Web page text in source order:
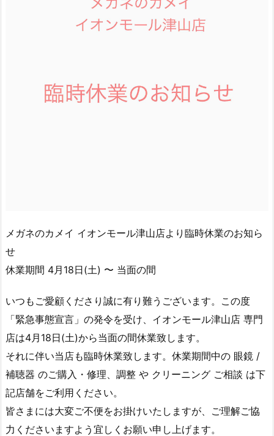
メガネのカメイ イオンモール津山店より臨時休業のお知ら
せ
休業期間 4月18日(土) 〜 当面の間
いつもご愛顧くださり誠に有り難うございます。この度
「緊急事態宣言」の発令を受け、イオンモール津山店 専門
店は4月18日(土)から当面の間休業致します。
それに伴い当店も臨時休業致します。休業期間中の 眼鏡 /
補聴器 のご購入・修理、調整 や クリーニング ご相談 は下
記店舗をご利用ください。
皆さまには大変ご不便をお掛けいたしますが、ご理解ご協
力くださいますよう宜しくお願い申し上げます。